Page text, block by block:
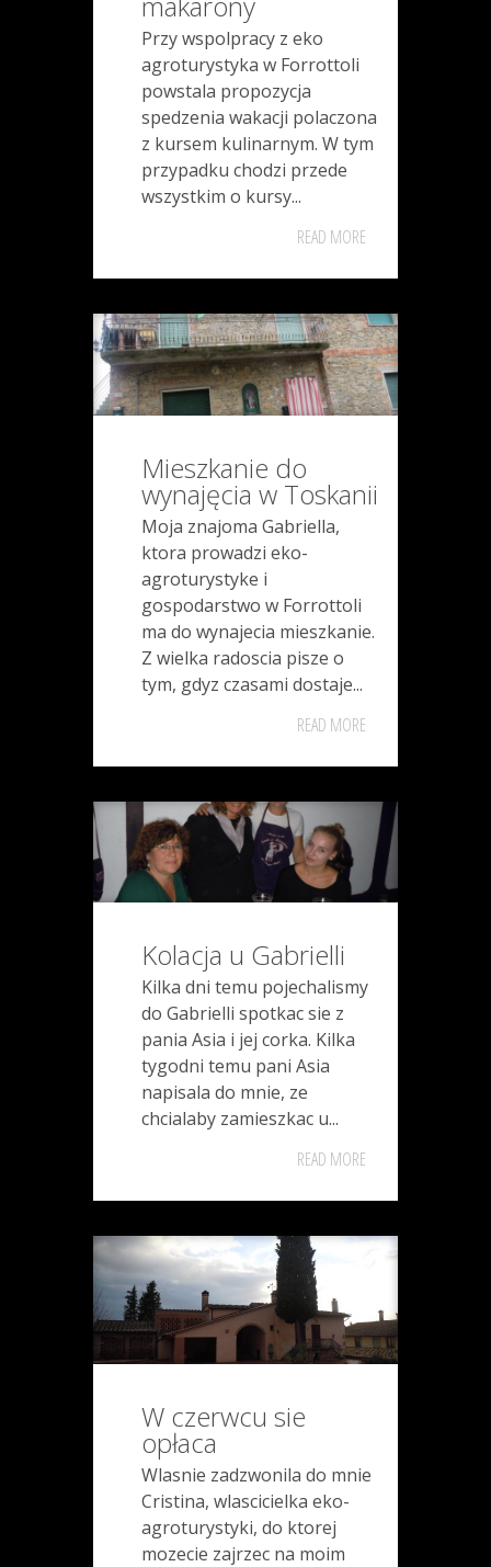
Przy wspolpracy z eko
agroturystyka w Forrottoli
powstala propozycja
spedzenia wakacji polaczona
z kursem kulinarnym. W tym
przypadku chodzi przede
wszystkim o kursy...
READ MORE
Mieszkanie do
wynajęcia w Toskanii
Moja znajoma Gabriella,
ktora prowadzi eko-
agroturystyke i
gospodarstwo w Forrottoli
ma do wynajecia mieszkanie.
Z wielka radoscia pisze o
tym, gdyz czasami dostaje...
READ MORE
Kolacja u Gabrielli
Kilka dni temu pojechalismy
do Gabrielli spotkac sie z
pania Asia i jej corka. Kilka
tygodni temu pani Asia
napisala do mnie, ze
chcialaby zamieszkac u...
READ MORE
W czerwcu sie
opłaca
Wlasnie zadzwonila do mnie
Cristina, wlascicielka eko-
agroturystyki, do ktorej
mozecie zajrzec na moim